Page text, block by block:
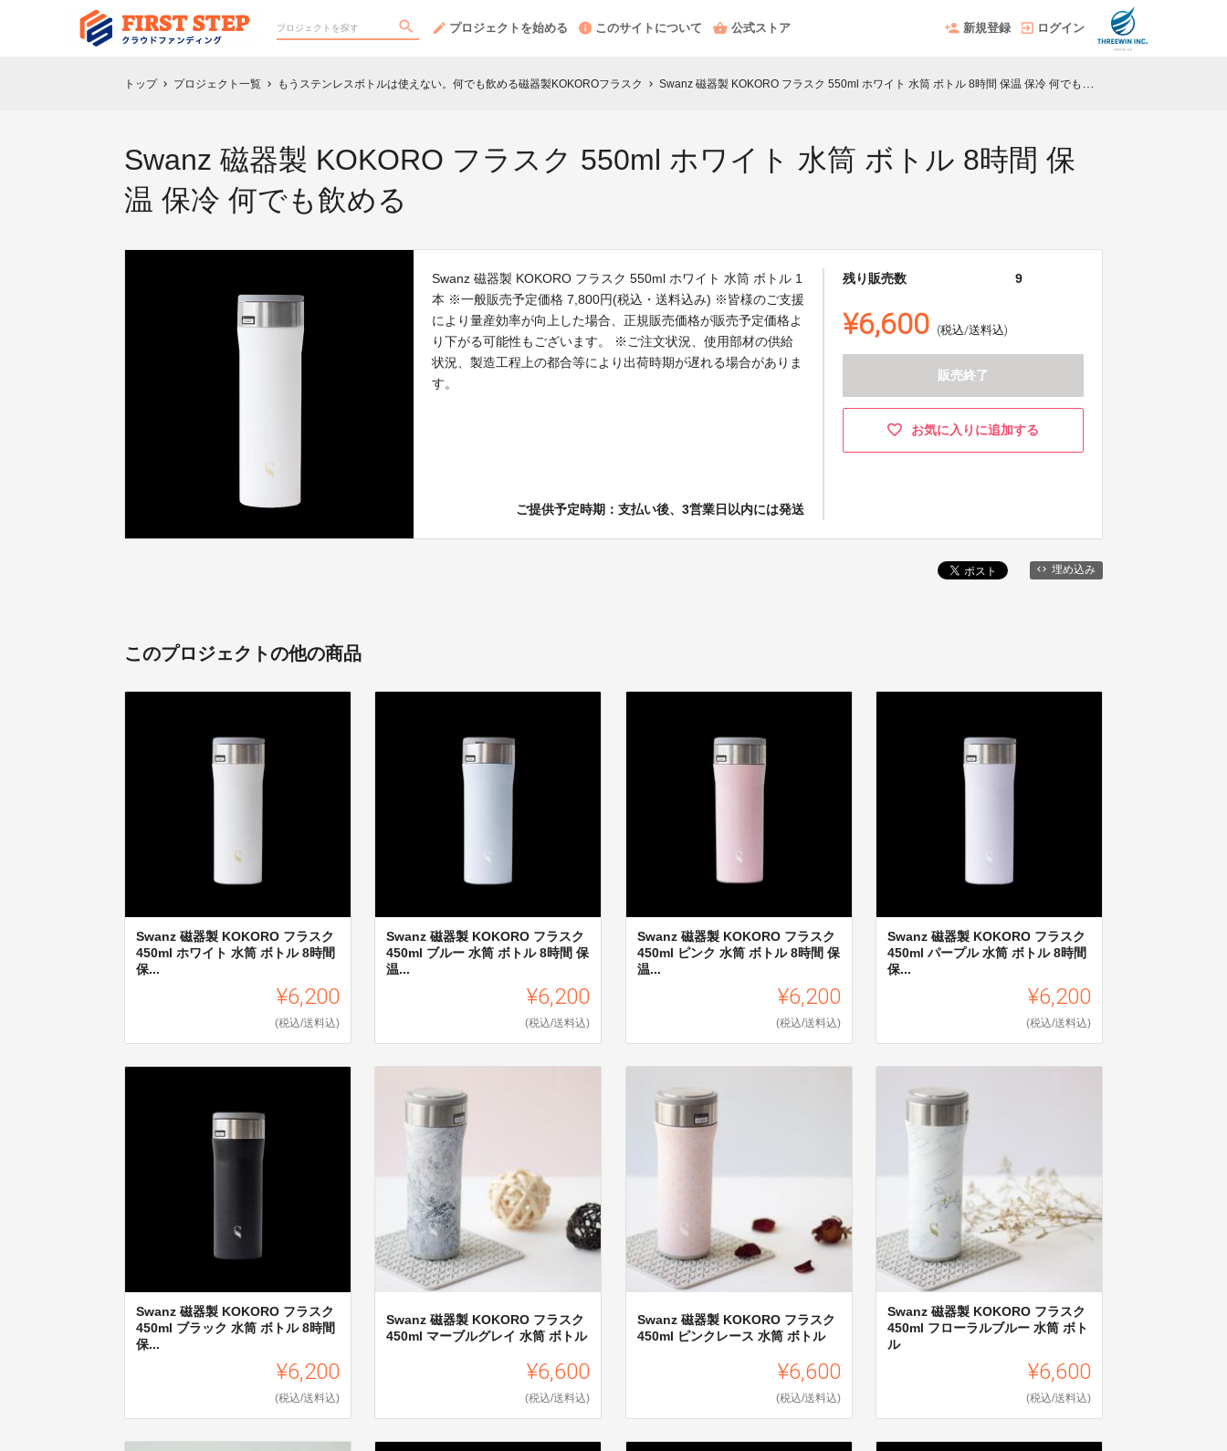
プロジェクトを始める このサイトについて 公式ストア 新規登録 ログイン
トップ chevron_right プロジェクト一覧 chevron_right もうステンレスボトルは使えない。何でも飲める磁器製KOKOROフラスク chevron_right Swanz 磁器製 KOKORO フラスク 550ml ホワイト 水筒 ボトル 8時間 保温 保冷 何でも飲める
Swanz 磁器製 KOKORO フラスク 550ml ホワイト 水筒 ボトル 8時間 保
温 保冷 何でも飲める
Swanz 磁器製 KOKORO フラスク 550ml ホワイト 水筒 ボトル 1
本 ※一般販売予定価格 7,800円(税込・送料込み) ※皆様のご支援
により量産効率が向上した場合、正規販売価格が販売予定価格よ
り下がる可能性もございます。 ※ご注文状況、使用部材の供給
状況、製造工程上の都合等により出荷時期が遅れる場合がありま
す。
ご提供予定時期：支払い後、3営業日以内には発送
残り販売数 9
¥6,600 (税込/送料込)
販売終了
お気に入りに追加する
埋め込み
このプロジェクトの他の商品
Swanz 磁器製 KOKORO フラスク
450ml ホワイト 水筒 ボトル 8時間
保...
¥6,200
(税込/送料込)
Swanz 磁器製 KOKORO フラスク
450ml ブルー 水筒 ボトル 8時間 保
温...
¥6,200
(税込/送料込)
Swanz 磁器製 KOKORO フラスク
450ml ピンク 水筒 ボトル 8時間 保
温...
¥6,200
(税込/送料込)
Swanz 磁器製 KOKORO フラスク
450ml パープル 水筒 ボトル 8時間
保...
¥6,200
(税込/送料込)
Swanz 磁器製 KOKORO フラスク
450ml ブラック 水筒 ボトル 8時間
保...
¥6,200
(税込/送料込)
Swanz 磁器製 KOKORO フラスク
450ml マーブルグレイ 水筒 ボトル
¥6,600
(税込/送料込)
Swanz 磁器製 KOKORO フラスク
450ml ピンクレース 水筒 ボトル
¥6,600
(税込/送料込)
Swanz 磁器製 KOKORO フラスク
450ml フローラルブルー 水筒 ボト
ル
¥6,600
(税込/送料込)